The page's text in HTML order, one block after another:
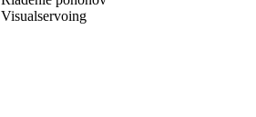
Visualservoing